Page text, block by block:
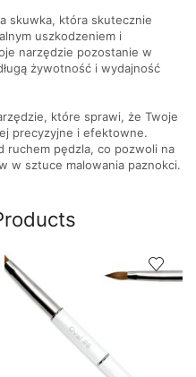
skuwka, która skutecznie
uszkodzeniem i
narzędzie pozostanie w
żywotność i wydajność
które sprawi, że Twoje
precyzyjne i efektowne.
ruchem pędzla, co pozwoli na
w sztuce malowania paznokci.